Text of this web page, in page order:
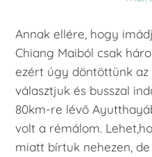
Annak ellére, hogy
Chiang Maiból csak
ezért úgy döntöttünk
választjuk és busszal
80km-re lévő
volt a rémálom.
miatt bírtuk nehezen,